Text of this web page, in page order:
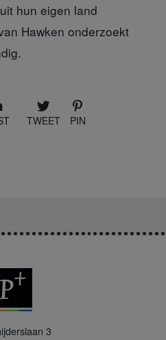
hun eigen land
Hawken onderzoekt
TWEET PIN
3